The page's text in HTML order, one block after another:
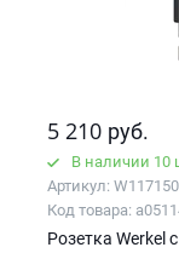
5 210 руб.
В наличии 10
Артикул:
Код товара:
Розетка Werkel